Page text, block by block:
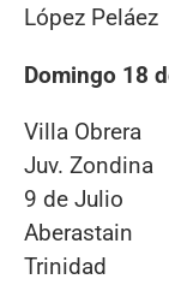
López
Domingo 18
Villa
Juv.
9 de Julio
Aberastain
Trinidad